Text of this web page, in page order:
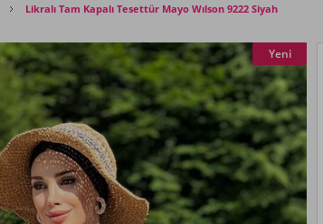
Likralı Tam Kapalı Tesettür Mayo Wılson 9222 Siyah
Yeni